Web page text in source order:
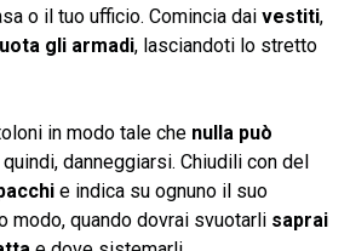
o il tuo ufficio. Comincia dai vestiti,
gli armadi, lasciandoti lo stretto
in modo tale che nulla può
quindi, danneggiarsi. Chiudili con del
e indica su ognuno il suo
modo, quando dovrai svuotarli saprai